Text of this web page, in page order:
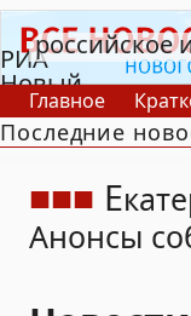
РИА
Новый
День
российское
Главное
В России
В
Последние
Е
Анонсы